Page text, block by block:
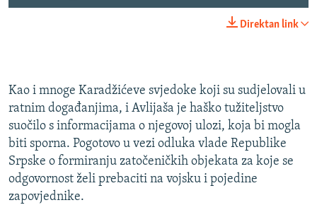
Direktan link
Kao i mnoge Karadžićeve svjedoke koji su sudjelovali u
ratnim događanjima, i Avlijaša je haško tužiteljstvo
suočilo s informacijama o njegovoj ulozi, koja bi mogla
biti sporna. Pogotovo u vezi odluka vlade Republike
Srpske o formiranju zatočeničkih objekata za koje se
odgovornost želi prebaciti na vojsku i pojedine
zapovjednike.